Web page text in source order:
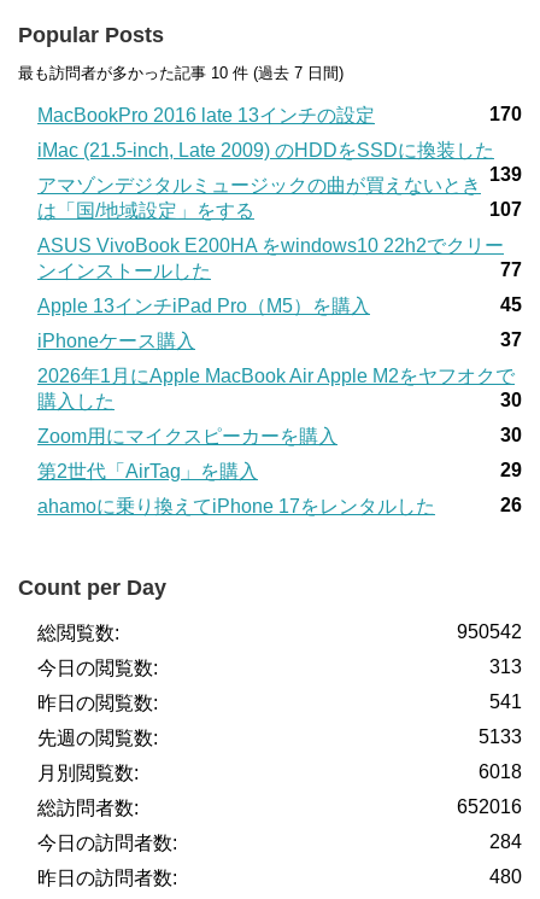
Popular Posts
最も訪問者が多かった記事 10 件 (過去 7 日間)
MacBookPro 2016 late 13インチの設定
170
iMac (21.5-inch, Late 2009) のHDDをSSDに換装した
139
アマゾンデジタルミュージックの曲が買えないとき
は「国/地域設定」をする
107
ASUS VivoBook E200HA をwindows10 22h2でクリー
ンインストールした
77
Apple 13インチiPad Pro（M5）を購入
45
iPhoneケース購入
37
2026年1月にApple MacBook Air Apple M2をヤフオクで
購入した
30
Zoom用にマイクスピーカーを購入
30
第2世代「AirTag」を購入
29
ahamoに乗り換えてiPhone 17をレンタルした
26
Count per Day
950542
総閲覧数:
313
今日の閲覧数:
541
昨日の閲覧数:
5133
先週の閲覧数:
6018
月別閲覧数:
652016
総訪問者数:
284
今日の訪問者数:
480
昨日の訪問者数: